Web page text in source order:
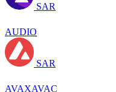
SAR
AUDIO
SAR
AVAXAVAC